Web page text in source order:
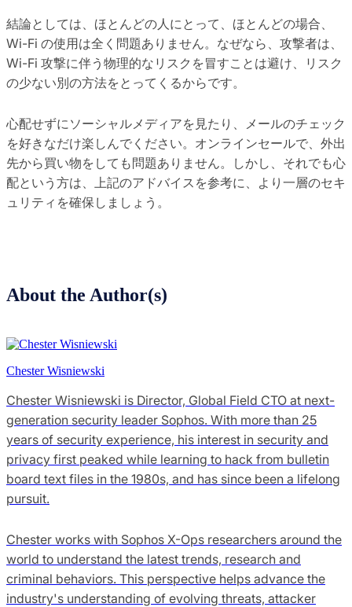
結論としては、ほとんどの人にとって、ほとんどの場合、
Wi-Fi の使用は全く問題ありません。なぜなら、攻撃者は、
Wi-Fi 攻撃に伴う物理的なリスクを冒すことは避け、リスク
の少ない別の方法をとってくるからです。
心配せずにソーシャルメディアを見たり、メールのチェック
を好きなだけ楽しんでください。オンラインセールで、外出
先から買い物をしても問題ありません。しかし、それでも心
配という方は、上記のアドバイスを参考に、より一層のセキ
ュリティを確保しましょう。
About the Author(s)
Chester Wisniewski
Chester Wisniewski is Director, Global Field CTO at next-
generation security leader Sophos. With more than 25
years of security experience, his interest in security and
privacy first peaked while learning to hack from bulletin
board text files in the 1980s, and has since been a lifelong
pursuit.
Chester works with Sophos X-Ops researchers around the
world to understand the latest trends, research and
criminal behaviors. This perspective helps advance the
industry's understanding of evolving threats, attacker